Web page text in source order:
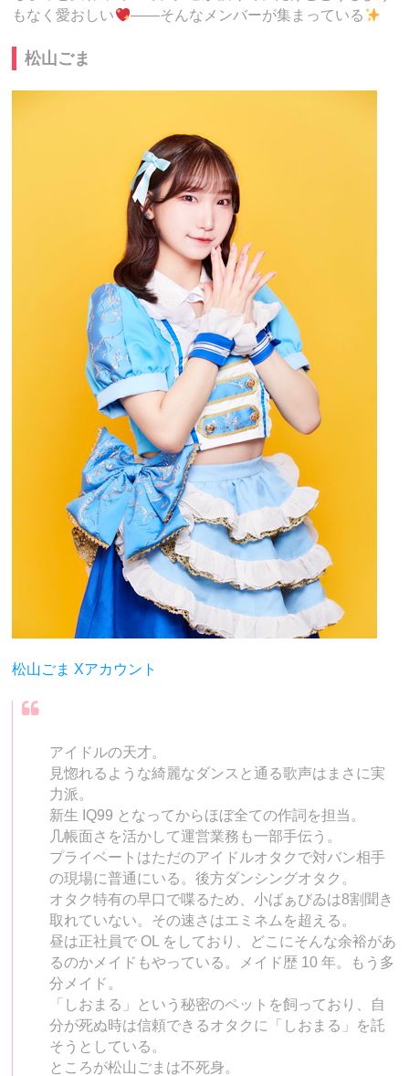
もなく愛おしい
――そんなメンバーが集まっている
松山ごま
松山ごま Xアカウント
アイドルの天才。
見惚れるような綺麗なダンスと通る歌声はまさに実
力派。
新生 IQ99 となってからほぼ全ての作詞を担当。
几帳面さを活かして運営業務も一部手伝う。
プライベートはただのアイドルオタクで対バン相手
の現場に普通にいる。後方ダンシングオタク。
オタク特有の早口で喋るため、小ばぁびゐは8割聞き
取れていない。その速さはエミネムを超える。
昼は正社員で OL をしており、どこにそんな余裕があ
るのかメイドもやっている。メイド歴 10 年。もう多
分メイド。
「しおまる」という秘密のペットを飼っており、自
分が死ぬ時は信頼できるオタクに「しおまる」を託
そうとしている。
ところが松山ごまは不死身。